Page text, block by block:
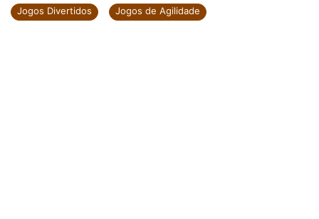
Jogos Divertidos
Jogos de Agilidade